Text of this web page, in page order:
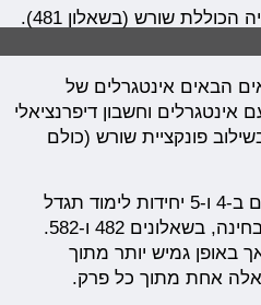
הכוללת שורש (בשאלון 481).
הבאים אינטגרלים של
אינטגרלים וחשבון דיפרנציאלי
פונקציית שורש (כולם
נוסף לזאת, לרשות התלמידים ב-4 ו-5 יחידות לימוד תגדל
אפשרות הבחירה בשאלות הבחינה, בשאלונים 482 ו-582.
3 שאלות, אך באופן גמיש יותר מתוך
אחת מתוך כל פרק.